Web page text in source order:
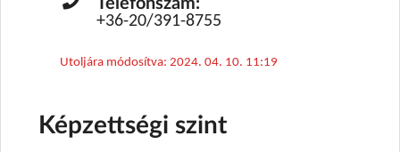
+36-20/391-8755
Utoljára módosítva: 2024. 04. 10. 11:19
Képzettségi szint